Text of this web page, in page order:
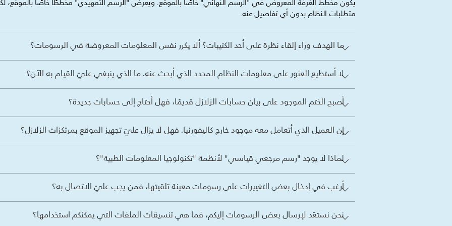
يكون مخطط الغرفة المعروض في "الرسم النهائي" خاصًا بالموقع. ويعرض "الرسم التمهيدي" مخططًا خاصًا
متطلبات النظام بدون أي تفاصيل عنه.
ما الهدف وراء إلقاء نظرة على أحد الكتيبات؟ ألا يكرر نفس المعلومات المعروضة في الرسومات؟
لا أستطيع العثور على معلومات النظام المحدد الذي أبحث عنه. ما الذي ينبغي عليّ القيام به الآن؟
أصبح الختم الموجود على بيان حسابات الزلازل قديمًا، فهل أحتاج إلى حسابات جديدة؟
إن العميل الذي أتعامل معه موجود خارج كاليفورنيا. فهل لا يزال عليّ تجهيز الموقع بمرتكزات الزلازل؟
لماذا لا يوجد "رسم مرجعي قياسي" لأنظمة "تكنولوجيا المعلومات الطبية"؟
أرغب في إدخال بعض التغييرات على رسومات معينة تلقيتها، فمن يجب عليّ الاتصال به؟
نحن نستعّد لإرسال بعض الرسومات إليكم، فما هي تنسيقات الملفات التي يمكنكم استخدامها؟